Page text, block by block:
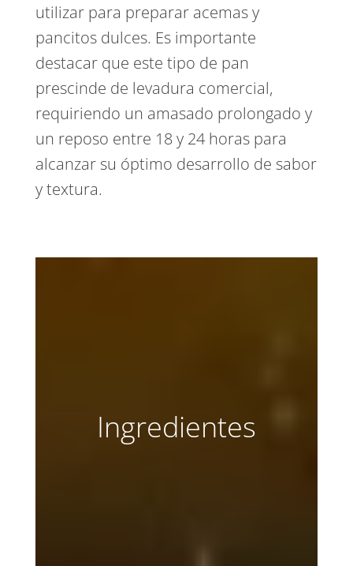
utilizar para preparar acemas y
pancitos dulces. Es importante
destacar que este tipo de pan
prescinde de levadura comercial,
requiriendo un amasado prolongado y
un reposo entre 18 y 24 horas para
alcanzar su óptimo desarrollo de sabor
y textura.
Ingredientes